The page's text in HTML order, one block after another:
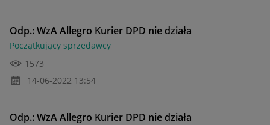
Odp.: WzA Allegro Kurier DPD nie działa
Początkujący sprzedawcy
1573
‎14-06-2022 13:54
Odp.: WzA Allegro Kurier DPD nie działa